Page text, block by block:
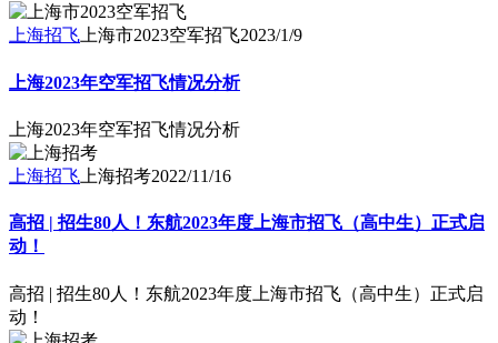
上海招飞上海市2023空军招飞2023/1/9
上海2023年空军招飞情况分析
上海2023年空军招飞情况分析
上海招飞 上海招考2022/11/16
高招 | 招生80人！东航2023年度上海市招飞（高中生）正式启
动！
高招 | 招生80人！东航2023年度上海市招飞（高中生）正式启
动！